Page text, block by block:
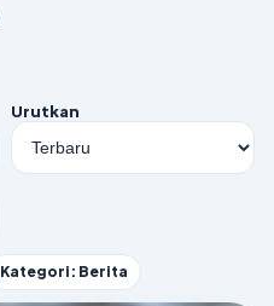
Urutkan
Kategori: Berita